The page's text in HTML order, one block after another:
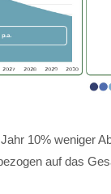
10% weniger
auf das